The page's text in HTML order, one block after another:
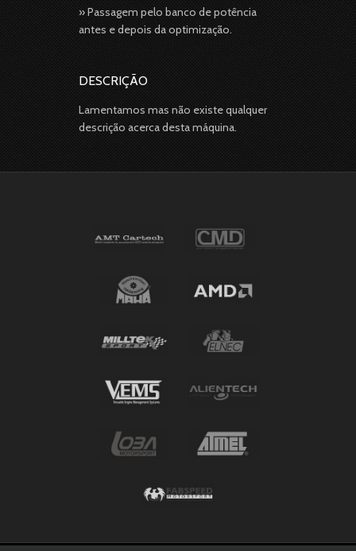
» Passagem pelo banco de potência
antes e depois da optimização.
DESCRIÇÃO
Lamentamos mas não existe qualquer
descrição acerca desta máquina.